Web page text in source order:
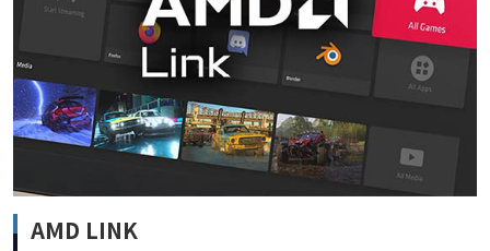
AMD LINK